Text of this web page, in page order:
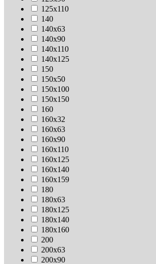
125х110
140
140х63
140х90
140х110
140х125
150
150х50
150х100
150х150
160
160х32
160х63
160х90
160х110
160х125
160х140
160х159
180
180х63
180х125
180х140
180х160
200
200х63
200х90